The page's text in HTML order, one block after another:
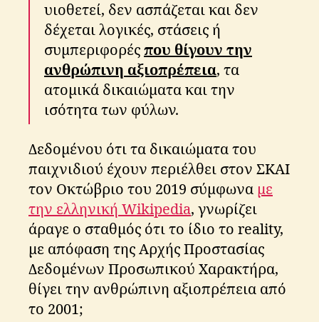
υιοθετεί, δεν ασπάζεται και δεν
δέχεται λογικές, στάσεις ή
συμπεριφορές που θίγουν την
ανθρώπινη αξιοπρέπεια, τα
ατομικά δικαιώματα και την
ισότητα των φύλων.
Δεδομένου ότι τα δικαιώματα του
παιχνιδιού έχουν περιέλθει στον ΣΚΑΙ
τον Οκτώβριο του 2019 σύμφωνα με
την ελληνική Wikipedia, γνωρίζει
άραγε ο σταθμός ότι το ίδιο το reality,
με απόφαση της Αρχής Προστασίας
Δεδομένων Προσωπικού Χαρακτήρα,
θίγει την ανθρώπινη αξιοπρέπεια από
το 2001;
g
r
o
t
h
e
r,
G
D
R